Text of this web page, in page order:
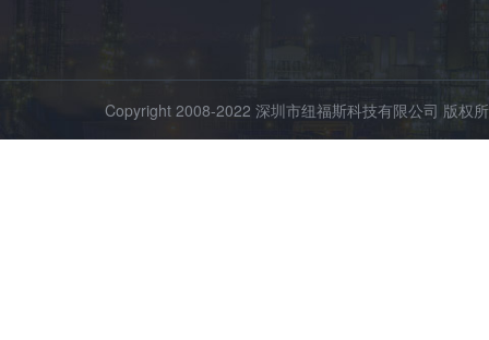
Copyright 2008-2022 深圳市纽福斯科技有限公司 版